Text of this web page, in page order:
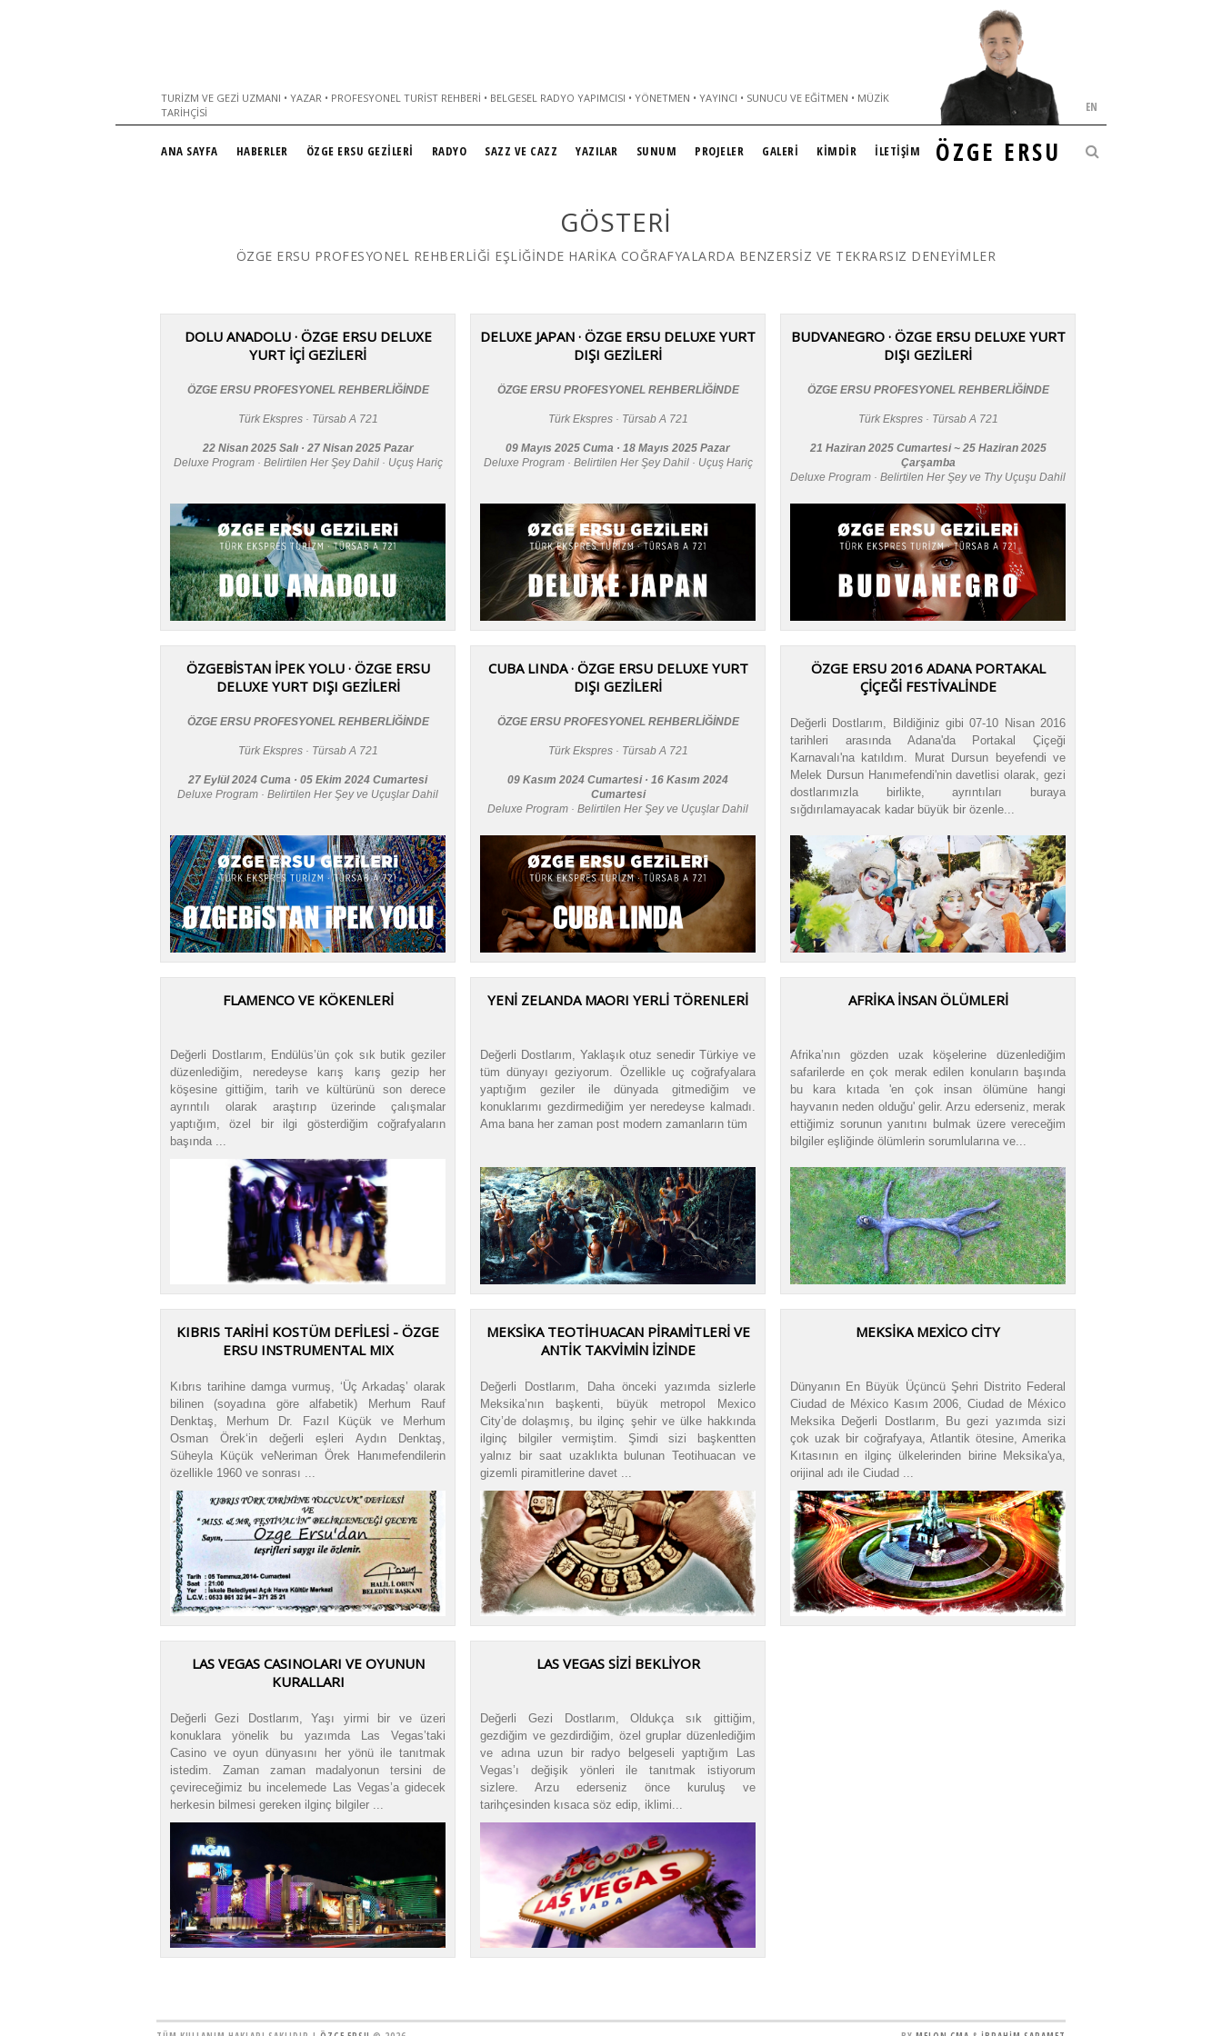
TURIZM VE GEZI UZMANI • YAZAR • PROFESYONEL TURIST REHBERI • BELGESEL RADYO YAPIMCISI • YÖNETMEN • YAYINCI • SUNUCU VE EĞITMEN • MÜZIK
TARIHÇISI
ÖZGE ERSU
EN
ANA SAYFA HABERLER ÖZGE ERSU GEZİLERİ RADYO SAZZ VE CAZZ YAZILAR SUNUM PROJELER GALERİ KİMDİR İLETİŞİM
GÖSTERI
ÖZGE ERSU PROFESYONEL REHBERLİĞİ EŞLİĞİNDE HARİKA COĞRAFYALARDA BENZERSİZ VE TEKRARSIZ DENEYİMLER
DOLU ANADOLU · ÖZGE ERSU DELUXE
YURT İÇİ GEZİLERİ
ÖZGE ERSU PROFESYONEL REHBERLİĞİNDE
Türk Ekspres · Türsab A 721
22 Nisan 2025 Salı · 27 Nisan 2025 Pazar
Deluxe Program · Belirtilen Her Şey Dahil · Uçuş Hariç
DELUXE JAPAN · ÖZGE ERSU DELUXE YURT
DIŞI GEZİLERİ
ÖZGE ERSU PROFESYONEL REHBERLİĞİNDE
Türk Ekspres · Türsab A 721
09 Mayıs 2025 Cuma · 18 Mayıs 2025 Pazar
Deluxe Program · Belirtilen Her Şey Dahil · Uçuş Hariç
BUDVANEGRO · ÖZGE ERSU DELUXE YURT
DIŞI GEZİLERİ
ÖZGE ERSU PROFESYONEL REHBERLİĞİNDE
Türk Ekspres · Türsab A 721
21 Haziran 2025 Cumartesi ~ 25 Haziran 2025
Çarşamba
Deluxe Program · Belirtilen Her Şey ve Thy Uçuşu Dahil
ÖZGEBİSTAN İPEK YOLU · ÖZGE ERSU
DELUXE YURT DIŞI GEZİLERİ
ÖZGE ERSU PROFESYONEL REHBERLİĞİNDE
Türk Ekspres · Türsab A 721
27 Eylül 2024 Cuma · 05 Ekim 2024 Cumartesi
Deluxe Program · Belirtilen Her Şey ve Uçuşlar Dahil
CUBA LINDA · ÖZGE ERSU DELUXE YURT
DIŞI GEZİLERİ
ÖZGE ERSU PROFESYONEL REHBERLİĞİNDE
Türk Ekspres · Türsab A 721
09 Kasım 2024 Cumartesi · 16 Kasım 2024
Cumartesi
Deluxe Program · Belirtilen Her Şey ve Uçuşlar Dahil
ÖZGE ERSU 2016 ADANA PORTAKAL
ÇİÇEĞİ FESTİVALİNDE
Değerli Dostlarım, Bildiğiniz gibi 07-10 Nisan 2016
tarihleri arasında Adana'da Portakal Çiçeği
Karnavalı'na katıldım. Murat Dursun beyefendi ve
Melek Dursun Hanımefendi'nin davetlisi olarak, gezi
dostlarımızla birlikte, ayrıntıları buraya
sığdırılamayacak kadar büyük bir özenle...
FLAMENCO VE KÖKENLERİ
Değerli Dostlarım, Endülüs’ün çok sık butik geziler
düzenlediğim, neredeyse karış karış gezip her
köşesine gittiğim, tarih ve kültürünü son derece
ayrıntılı olarak araştırıp üzerinde çalışmalar
yaptığım, özel bir ilgi gösterdiğim coğrafyaların
başında ...
YENİ ZELANDA MAORI YERLİ TÖRENLERİ
Değerli Dostlarım, Yaklaşık otuz senedir Türkiye ve
tüm dünyayı geziyorum. Özellikle uç coğrafyalara
yaptığım geziler ile dünyada gitmediğim ve
konuklarımı gezdirmediğim yer neredeyse kalmadı.
Ama bana her zaman post modern zamanların tüm
AFRİKA İNSAN ÖLÜMLERİ
Afrika’nın gözden uzak köşelerine düzenlediğim
safarilerde en çok merak edilen konuların başında
bu kara kıtada 'en çok insan ölümüne hangi
hayvanın neden olduğu' gelir. Arzu ederseniz, merak
ettiğimiz sorunun yanıtını bulmak üzere vereceğim
bilgiler eşliğinde ölümlerin sorumlularına ve...
KIBRIS TARİHİ KOSTÜM DEFİLESİ - ÖZGE
ERSU INSTRUMENTAL MIX
Kıbrıs tarihine damga vurmuş, ‘Üç Arkadaş’ olarak
bilinen (soyadına göre alfabetik) Merhum Rauf
Denktaş, Merhum Dr. Fazıl Küçük ve Merhum
Osman Örek‘in değerli eşleri Aydın Denktaş,
Süheyla Küçük veNeriman Örek Hanımefendilerin
özellikle 1960 ve sonrası ...
MEKSIKA TEOTIHUACAN PIRAMITLERI VE
ANTIK TAKVIMIN İZINDE
Değerli Dostlarım, Daha önceki yazımda sizlerle
Meksika’nın başkenti, büyük metropol Mexico
City’de dolaşmış, bu ilginç şehir ve ülke hakkında
ilginç bilgiler vermiştim. Şimdi sizi başkentten
yalnız bir saat uzaklıkta bulunan Teotihuacan ve
gizemli piramitlerine davet ...
MEKSIKA MEXICO CITY
Dünyanın En Büyük Üçüncü Şehri Distrito Federal
Ciudad de México Kasım 2006, Ciudad de México
Meksika Değerli Dostlarım, Bu gezi yazımda sizi
çok uzak bir coğrafyaya, Atlantik ötesine, Amerika
Kıtasının en ilginç ülkelerinden birine Meksika'ya,
orijinal adı ile Ciudad ...
LAS VEGAS CASINOLARI VE OYUNUN
KURALLARI
Değerli Gezi Dostlarım, Yaşı yirmi bir ve üzeri
konuklara yönelik bu yazımda Las Vegas’taki
Casino ve oyun dünyasını her yönü ile tanıtmak
istedim. Zaman zaman madalyonun tersini de
çevireceğimiz bu incelemede Las Vegas’a gidecek
herkesin bilmesi gereken ilginç bilgiler ...
LAS VEGAS SİZİ BEKLİYOR
Değerli Gezi Dostlarım, Oldukça sık gittiğim,
gezdiğim ve gezdirdiğim, özel gruplar düzenlediğim
ve adına uzun bir radyo belgeseli yaptığım Las
Vegas’ı değişik yönleri ile tanıtmak istiyorum
sizlere. Arzu ederseniz önce kuruluş ve
tarihçesinden kısaca söz edip, iklimi...